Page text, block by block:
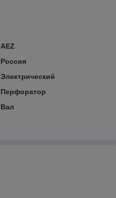
AEZ
Россия
Электрический
Перфоратор
Вал